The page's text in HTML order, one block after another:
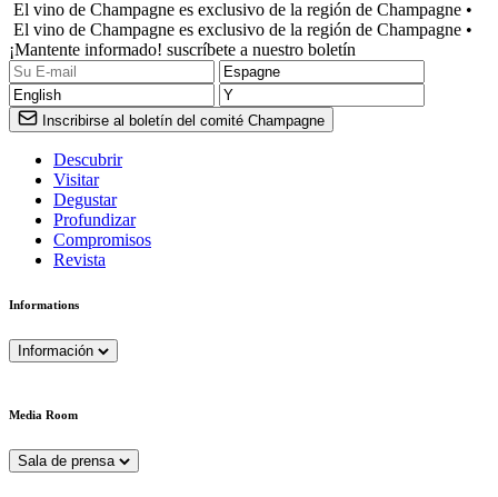
El vino de Champagne es exclusivo de la región de Champagne •
El vino de Champagne es exclusivo de la región de Champagne •
¡Mantente informado! suscríbete a nuestro boletín
Inscribirse al boletín del comité Champagne
Descubrir
Visitar
Degustar
Profundizar
Compromisos
Revista
Informations
Información
Media Room
Sala de prensa